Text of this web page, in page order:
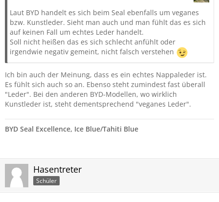
Laut BYD handelt es sich beim Seal ebenfalls um veganes
bzw. Kunstleder. Sieht man auch und man fühlt das es sich
auf keinen Fall um echtes Leder handelt.
Soll nicht heißen das es sich schlecht anfühlt oder
irgendwie negativ gemeint, nicht falsch verstehen
Ich bin auch der Meinung, dass es ein echtes Nappaleder ist.
Es fühlt sich auch so an. Ebenso steht zumindest fast überall
"Leder". Bei den anderen BYD-Modellen, wo wirklich
Kunstleder ist, steht dementsprechend "veganes Leder".
BYD Seal Excellence, Ice Blue/Tahiti Blue
Hasentreter
Schüler